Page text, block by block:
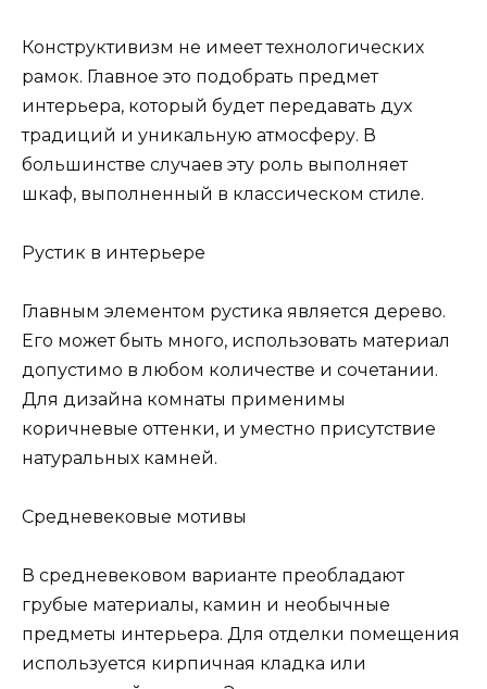
Конструктивизм не имеет технологических
рамок. Главное это подобрать предмет
интерьера, который будет передавать дух
традиций и уникальную атмосферу. В
большинстве случаев эту роль выполняет
шкаф, выполненный в классическом стиле.
Рустик в интерьере
Главным элементом рустика является дерево.
Его может быть много, использовать материал
допустимо в любом количестве и сочетании.
Для дизайна комнаты применимы
коричневые оттенки, и уместно присутствие
натуральных камней.
Средневековые мотивы
В средневековом варианте преобладают
грубые материалы, камин и необычные
предметы интерьера. Для отделки помещения
используется кирпичная кладка или